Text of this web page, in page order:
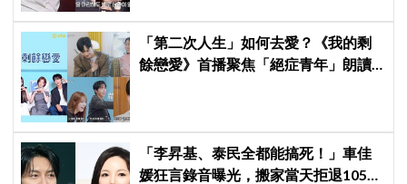
「第二次人生」如何去愛？《我的剩
餘戀愛》首播聚焦「絕症青年」朗讀
「李昇基、泰民全都能搞死！」車佳
媛狂言錄音曝光，搬家當天拒退105億